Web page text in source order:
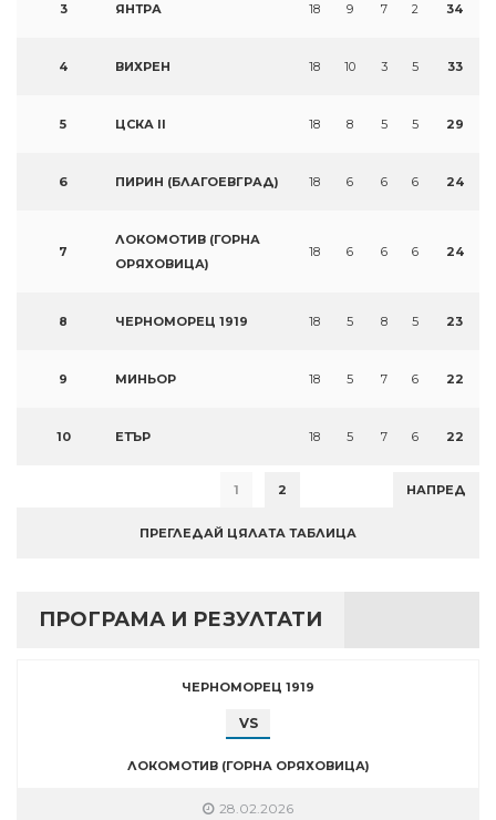
3 ЯНТРА 18 9 7 2 34
4 ВИХРЕН 18 10 3 5 33
5 ЦСКА II 18 8 5 5 29
6 ПИРИН (БЛАГОЕВГРАД) 18 6 6 6 24
7
ЛОКОМОТИВ (ГОРНА
ОРЯХОВИЦА)
18 6 6 6 24
8 ЧЕРНОМОРЕЦ 1919 18 5 8 5 23
9 МИНЬОР 18 5 7 6 22
10 ЕТЪР 18 5 7 6 22
1 2 НАПРЕД
ПРЕГЛЕДАЙ ЦЯЛАТА ТАБЛИЦА
ПРОГРАМА И РЕЗУЛТАТИ
ЧЕРНОМОРЕЦ 1919
VS
ЛОКОМОТИВ (ГОРНА ОРЯХОВИЦА)
28.02.2026